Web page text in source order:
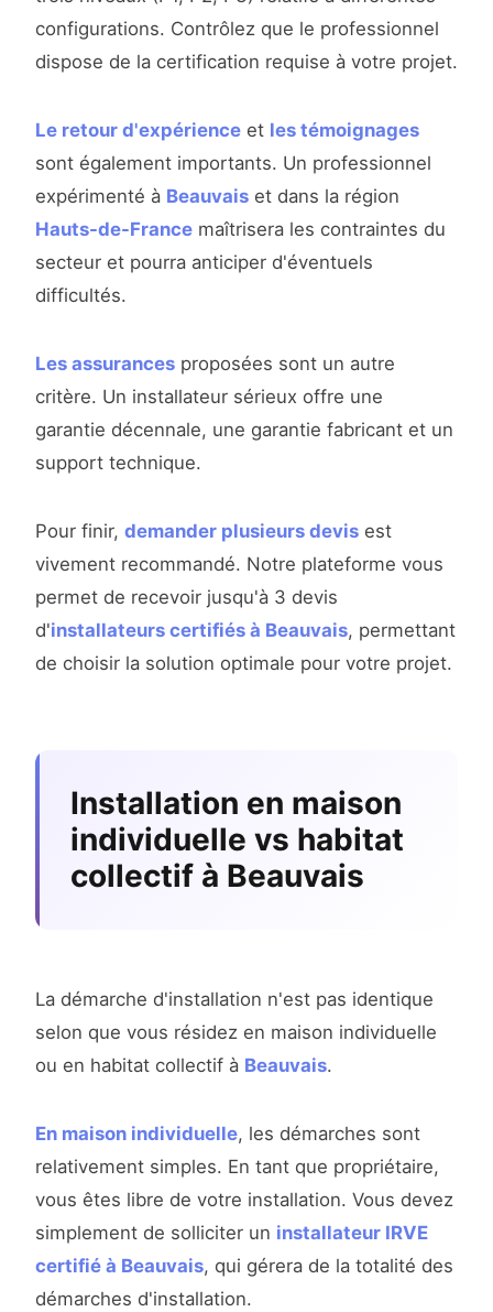
configurations. Contrôlez que le professionnel
dispose de la certification requise à votre projet.
Le retour d'expérience et les témoignages
sont également importants. Un professionnel
expérimenté à Beauvais et dans la région
Hauts-de-France maîtrisera les contraintes du
secteur et pourra anticiper d'éventuels
difficultés.
Les assurances proposées sont un autre
critère. Un installateur sérieux offre une
garantie décennale, une garantie fabricant et un
support technique.
Pour finir, demander plusieurs devis est
vivement recommandé. Notre plateforme vous
permet de recevoir jusqu'à 3 devis
d'installateurs certifiés à Beauvais, permettant
de choisir la solution optimale pour votre projet.
Installation en maison
individuelle vs habitat
collectif à Beauvais
La démarche d'installation n'est pas identique
selon que vous résidez en maison individuelle
ou en habitat collectif à Beauvais.
En maison individuelle, les démarches sont
relativement simples. En tant que propriétaire,
vous êtes libre de votre installation. Vous devez
simplement de solliciter un installateur IRVE
certifié à Beauvais, qui gérera de la totalité des
démarches d'installation.